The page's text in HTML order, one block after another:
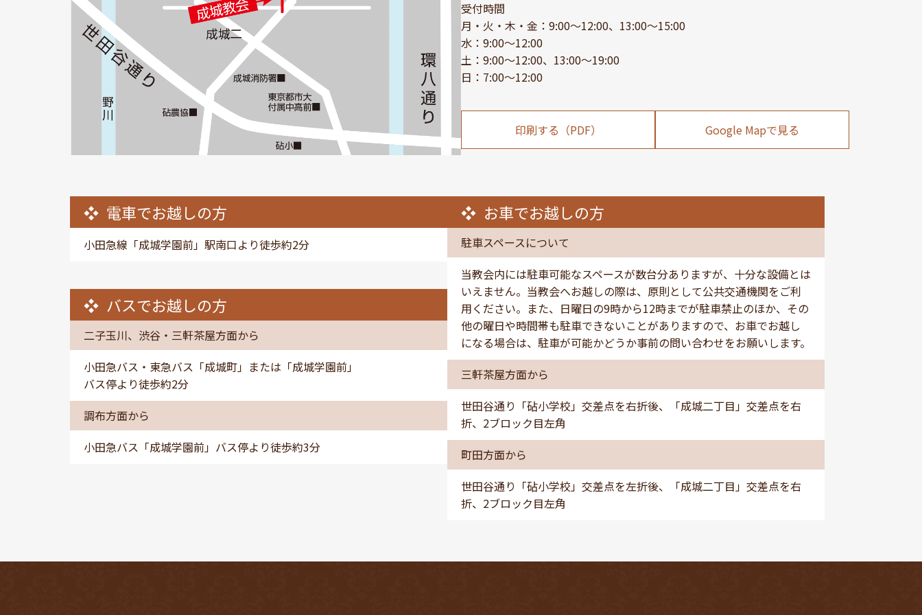
受付時間
月・火・木・金：9:00～12:00、13:00～15:00
水：9:00～12:00
土：9:00～12:00、13:00～19:00
日：7:00～12:00
印刷する（PDF） Google Mapで見る
電車でお越しの方
小田急線「成城学園前」駅南口より徒歩約2分
バスでお越しの方
二子玉川、渋谷・三軒茶屋方面から
小田急バス・東急バス「成城町」または「成城学園前」
バス停より徒歩約2分
調布方面から
小田急バス「成城学園前」バス停より徒歩約3分
お車でお越しの方
駐車スペースについて
当教会内には駐車可能なスペースが数台分ありますが、十分な設備とは
いえません。当教会へお越しの際は、原則として公共交通機関をご利
用ください。また、日曜日の9時から12時までが駐車禁止のほか、その
他の曜日や時間帯も駐車できないことがありますので、お車でお越し
になる場合は、駐車が可能かどうか事前の問い合わせをお願いします。
三軒茶屋方面から
世田谷通り「砧小学校」交差点を右折後、「成城二丁目」交差点を右
折、2ブロック目左角
町田方面から
世田谷通り「砧小学校」交差点を左折後、「成城二丁目」交差点を右
折、2ブロック目左角